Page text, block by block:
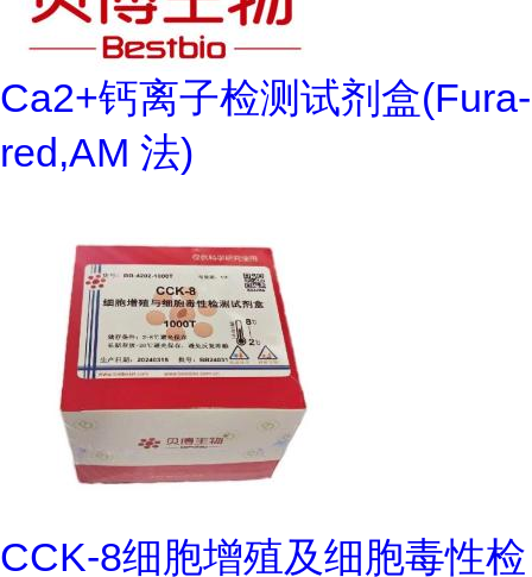
Ca2+钙离子检测试剂盒(Fura-
red,AM 法)
CCK-8细胞增殖及细胞毒性检